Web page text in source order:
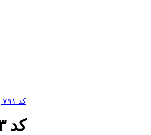
کد ۷۹۱
کد ۷۹۳